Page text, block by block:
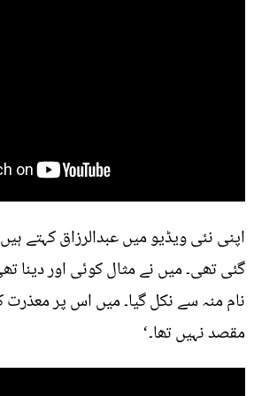
اپنی نئی ویڈیو میں عبدالرزاق کہتے
گئی تھی۔ میں نے مثال کوئی اور دینا
نام منہ سے نکل گیا۔ میں اس پر معذرت
مقصد نہیں تھا۔‘